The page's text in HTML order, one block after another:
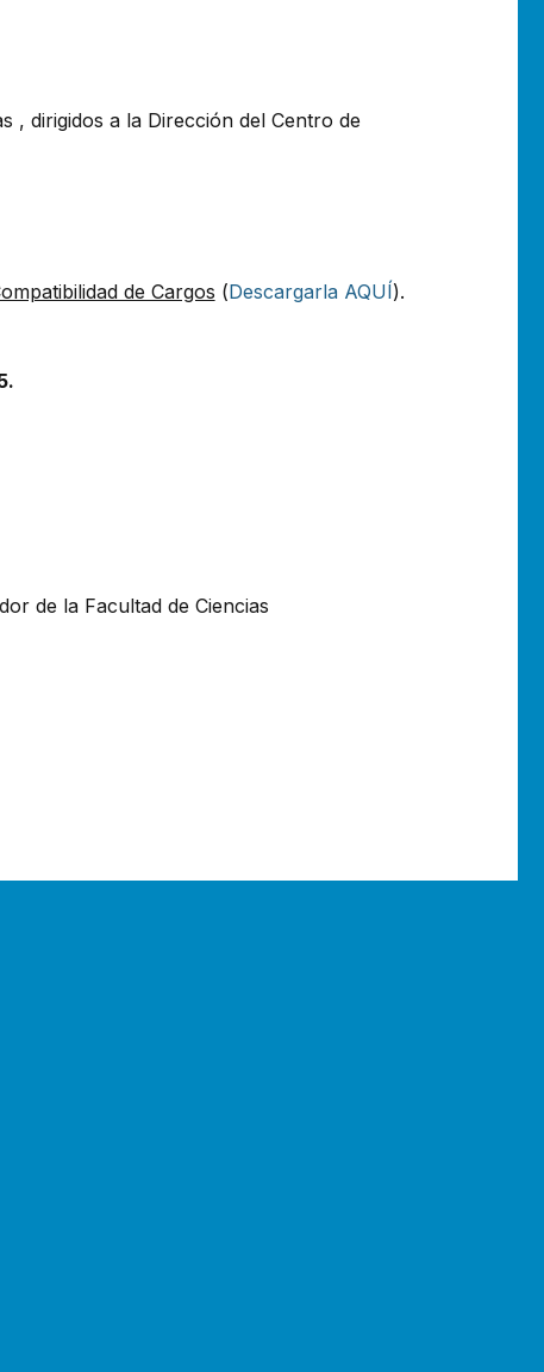
, dirigidos a la Dirección del Centro de
de Cargos (Descargarla AQUÍ).
de la Facultad de Ciencias